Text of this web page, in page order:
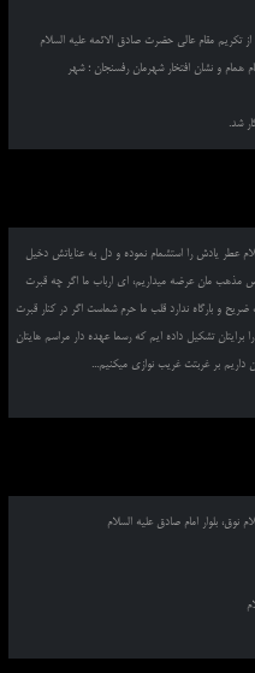
تکریم مقام عالی حضرت صادق الائمه علیه السلام
و نشان افتخار شهرمان رفسنجان ؛ شهر
شد.
عطر یادش را استشمام نموده و دل به عنایاتش دخیل
مذهب مان عرضه میداریم، ای ارباب ما اگر چه قبرت
و بارگاه ندارد قلب ما حرم شماست اگر در کنار قبرت
تشکیل داده ایم که رسما عهده دار مراسم هایتان
داریم بر غربتت غریب نوازی میکنیم...
نوق، بلوار امام صادق علیه السلام